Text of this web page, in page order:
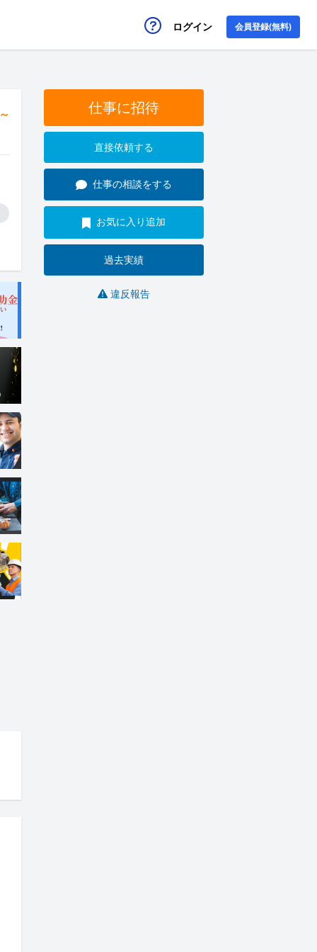
ログイン 会員登録(無料)
仕事に招待
直接依頼する
仕事の相談をする
お気に入り追加
過去実績
違反報告